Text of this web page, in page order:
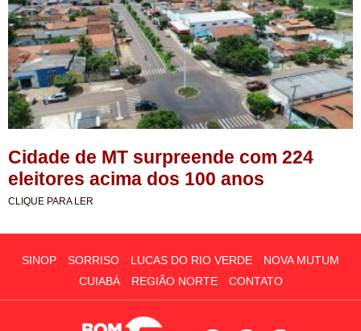
Cidade de MT surpreende com 224
eleitores acima dos 100 anos
CLIQUE PARA LER
SINOP SORRISO LUCAS DO RIO VERDE
NOVA MUTUM
CUIABÁ
REGIÃO NORTE CONTATO